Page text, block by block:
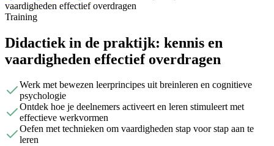
vaardigheden effectief overdragen
Training
Didactiek in de praktijk: kennis en
vaardigheden effectief overdragen
Werk met bewezen leerprincipes uit breinleren en cognitieve
psychologie
Ontdek hoe je deelnemers activeert en leren stimuleert met
effectieve werkvormen
Oefen met technieken om vaardigheden stap voor stap aan te
leren